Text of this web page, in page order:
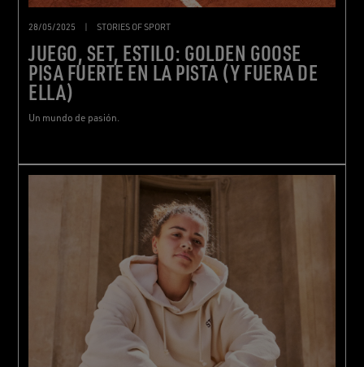
28/05/2025 STORIES OF SPORT
JUEGO, SET, ESTILO: GOLDEN GOOSE
PISA FUERTE EN LA PISTA (Y FUERA DE
ELLA)
Un mundo de pasión.